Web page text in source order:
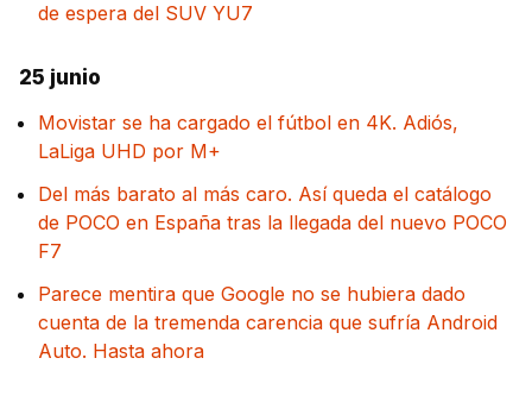
de espera del SUV YU7
25 junio
Movistar se ha cargado el fútbol en 4K. Adiós,
LaLiga UHD por M+
Del más barato al más caro. Así queda el catálogo
de POCO en España tras la llegada del nuevo POCO
F7
Parece mentira que Google no se hubiera dado
cuenta de la tremenda carencia que sufría Android
Auto. Hasta ahora